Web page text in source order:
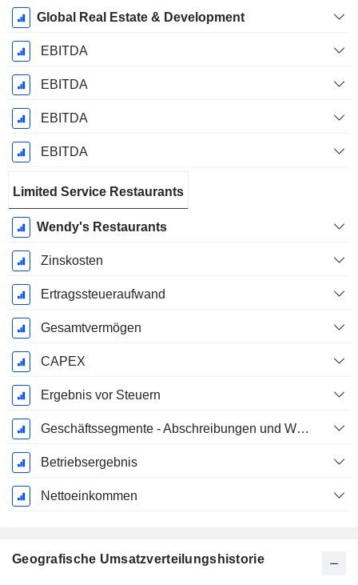
Global Real Estate & Development
EBITDA
EBITDA
EBITDA
EBITDA
Limited Service Restaurants
Wendy's Restaurants
Zinskosten
Ertragssteueraufwand
Gesamtvermögen
CAPEX
Ergebnis vor Steuern
Geschäftssegmente - Abschreibungen und Wertminderungen
Betriebsergebnis
Nettoeinkommen
Geografische Umsatzverteilungshistorie